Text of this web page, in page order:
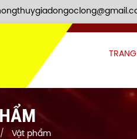
Vật phẩm